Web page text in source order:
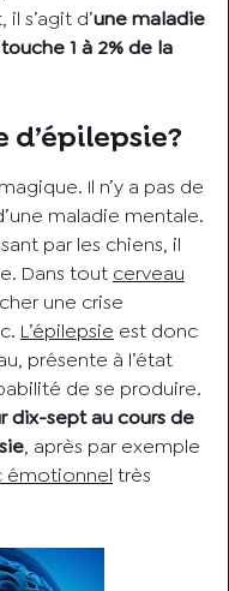
s’agit d’une maladie
1 à 2% de la
d’épilepsie?
Il n’y a pas de
maladie mentale.
par les chiens, il
Dans tout cerveau
une crise
L’épilepsie est donc
présente à l’état
de se produire.
dix-sept au cours de
, après par exemple
émotionnel très